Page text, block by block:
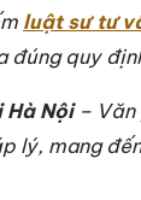
luật sư tư
đúng quy
Hà Nội– Văn
lý, mang